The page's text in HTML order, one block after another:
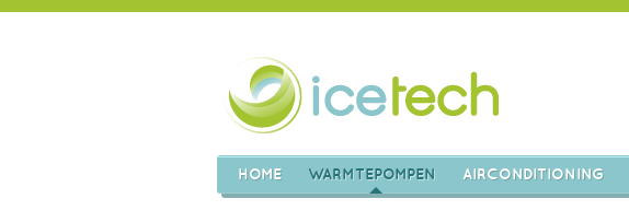
HOME WARMTEPOMPEN AIRCONDITIONING